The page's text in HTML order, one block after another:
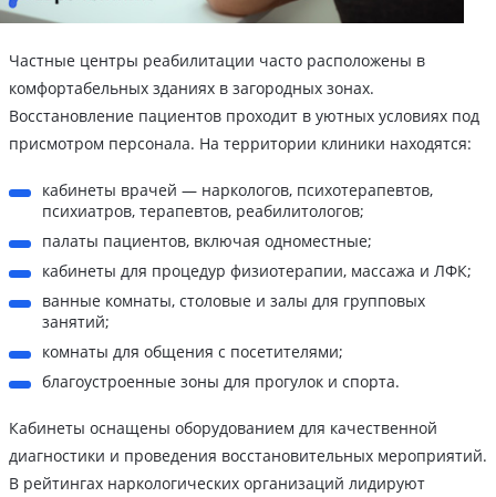
Частные центры реабилитации часто расположены в
комфортабельных зданиях в загородных зонах.
Восстановление пациентов проходит в уютных условиях под
присмотром персонала. На территории клиники находятся:
кабинеты врачей — наркологов, психотерапевтов,
психиатров, терапевтов, реабилитологов;
палаты пациентов, включая одноместные;
кабинеты для процедур физиотерапии, массажа и ЛФК;
ванные комнаты, столовые и залы для групповых
занятий;
комнаты для общения с посетителями;
благоустроенные зоны для прогулок и спорта.
Кабинеты оснащены оборудованием для качественной
диагностики и проведения восстановительных мероприятий.
В рейтингах наркологических организаций лидируют